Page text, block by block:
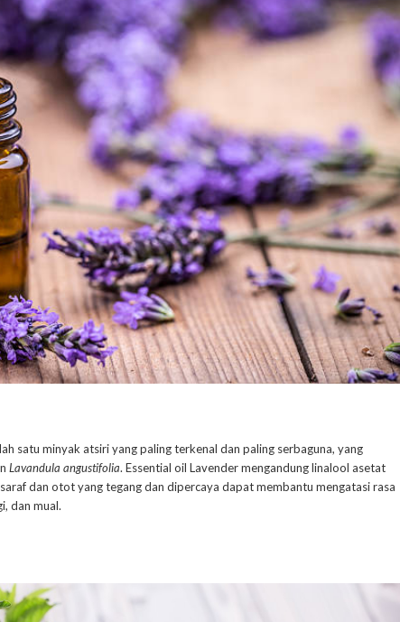
satu minyak atsiri yang paling terkenal dan paling serbaguna, yang
Lavandula angustifolia. Essential oil Lavender mengandung linalool asetat
dan otot yang tegang dan dipercaya dapat membantu mengatasi rasa
dan mual.